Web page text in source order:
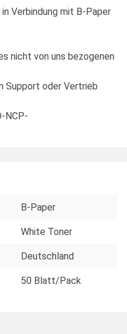
Verbindung mit B-Paper
nicht von uns bezogenen
Support oder Vertrieb
NCP-
B-Paper
White Toner
Deutschland
50 Blatt/Pack